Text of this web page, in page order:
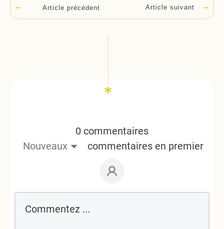
Article précédent Article suivant
0 commentaires
Nouveaux
commentaires en premier